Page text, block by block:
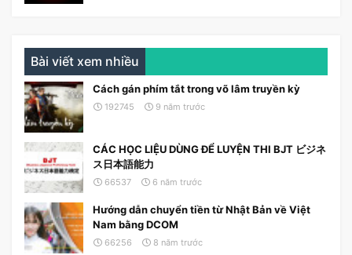
Bài viết xem nhiều
Cách gán phím tắt trong võ lâm truyền kỳ
192745 9 năm trước
CÁC HỌC LIỆU DÙNG ĐỂ LUYỆN THI BJT ビジネ
ス日本語能力
66537 6 năm trước
Hướng dẫn chuyển tiền từ Nhật Bản về Việt
Nam bằng DCOM
66256 8 năm trước